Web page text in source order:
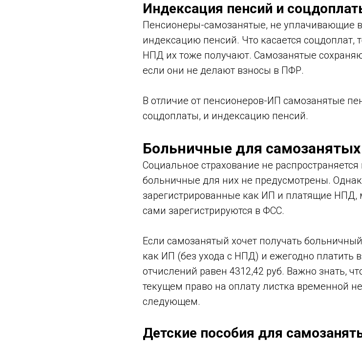
Индексация пенсий и
Пенсионеры-самозанятые, не уплачивающие
индексацию пенсий. Что касается соцдоплат,
НПД их тоже получают. Самозанятые
если они не делают взносы в ПФР.
В отличие от пенсионеров-ИП самозанятые
соцдоплаты, и индексацию пенсий.
Больничные для самозанятых
Социальное страхование не
больничные для них не предусмотрены.
зарегистрированные как ИП и платящие НПД,
сами зарегистрируются в ФСС.
Если самозанятый хочет получать
как ИП (без ухода с НПД) и ежегодно платить
отчислений равен 4312,42 руб. Важно знать,
текущем право на оплату листка временной
следующем.
Детские пособия для